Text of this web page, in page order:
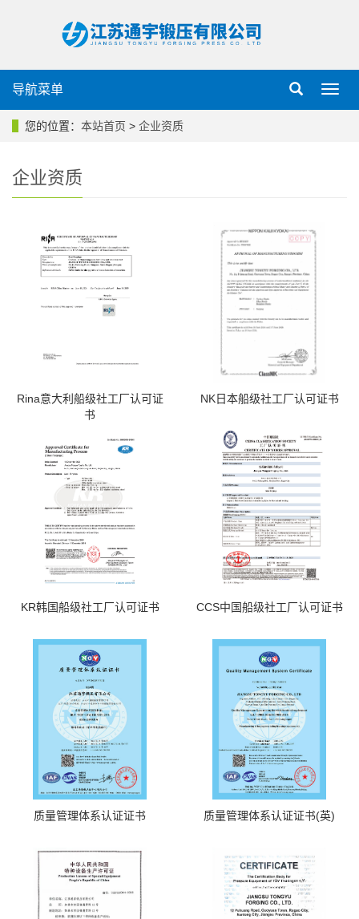
导
导航菜单
您的位置： 本站首页 > 企业资质
企业资质
Rina意大利船级社工厂认可证
书
NK日本船级社工厂认可证书
KR韩国船级社工厂认可证书 CCS中国船级社工厂认可证书
质量管理体系认证证书 质量管理体系认证证书(英)